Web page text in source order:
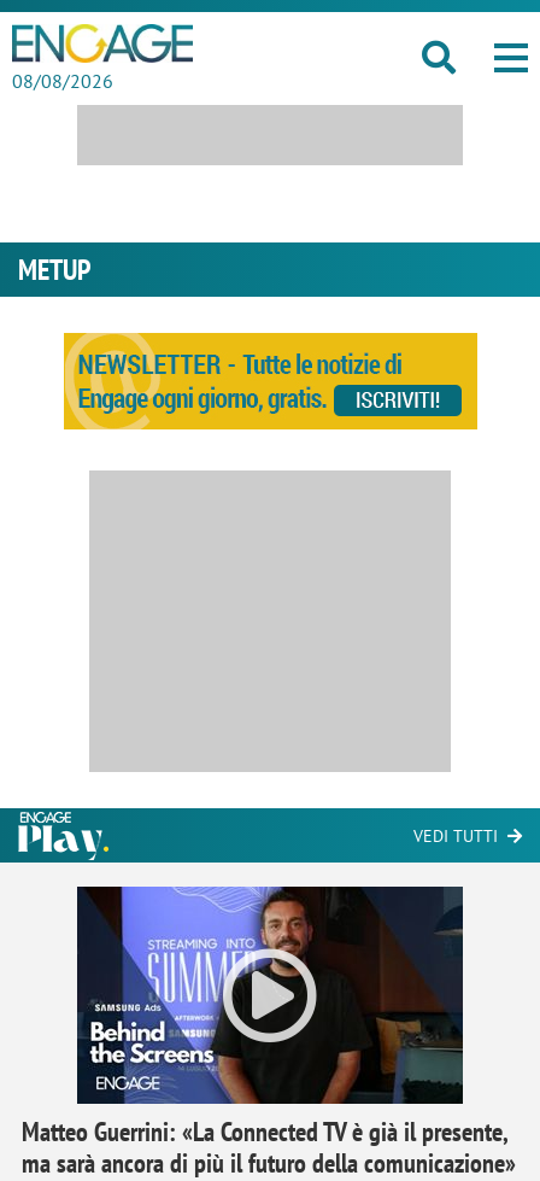
08/08/2026
METUP
VEDI TUTTI
Matteo Guerrini: «La Connected TV è già il presente,
ma sarà ancora di più il futuro della comunicazione»